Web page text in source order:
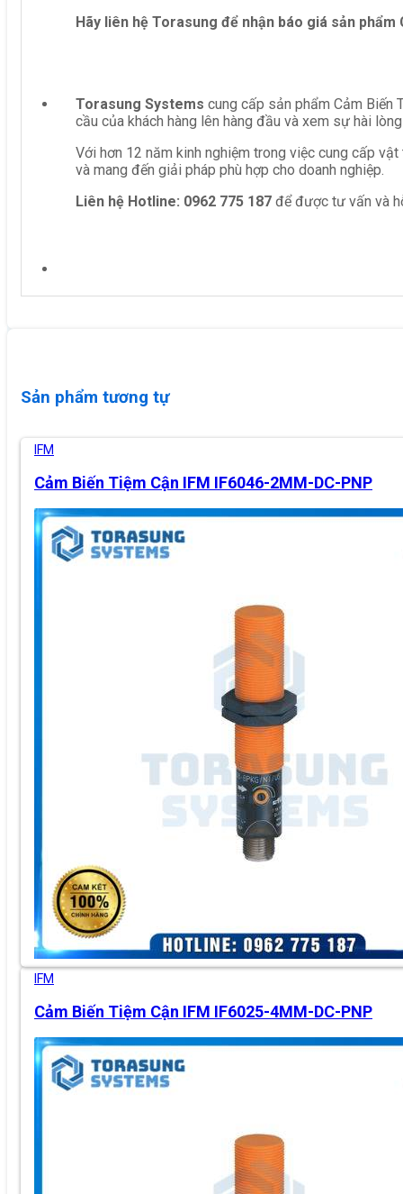
Hãy liên hệ Torasung để nhận báo giá sản phẩm
Torasung Systems cung cấp sản phẩm Cảm Biến
cầu của khách hàng lên hàng đầu và xem sự hài
Với hơn 12 năm kinh nghiệm trong việc cung cấp
và mang đến giải pháp phù hợp cho doanh nghiệp.
Liên hệ Hotline: 0962 775 187 để được tư vấn và
Sản phẩm tương tự
IFM
Cảm Biến Tiệm Cận IFM IF6046-2MM-DC-PNP
IFM
Cảm Biến Tiệm Cận IFM IF6025-4MM-DC-PNP